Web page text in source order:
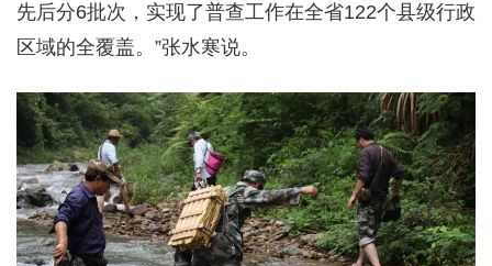
先后分6批次，实现了普查工作在全省122个县级行政
区域的全覆盖。”张水寒说。